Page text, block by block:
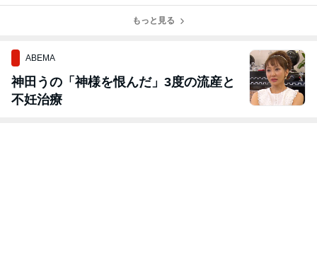
もっと見る
ABEMA
神田うの「神様を恨んだ」3度の流産と
不妊治療